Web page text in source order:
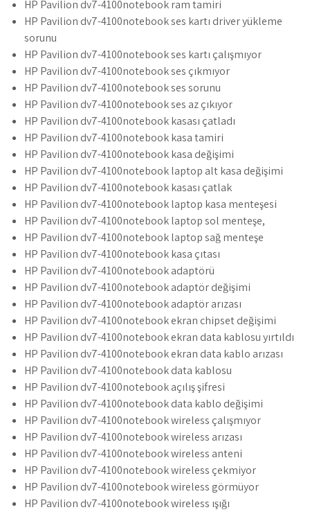
HP Pavilion dv7-4100notebook ram tamiri
HP Pavilion dv7-4100notebook ses kartı driver yükleme
sorunu
HP Pavilion dv7-4100notebook ses kartı çalışmıyor
HP Pavilion dv7-4100notebook ses çıkmıyor
HP Pavilion dv7-4100notebook ses sorunu
HP Pavilion dv7-4100notebook ses az çıkıyor
HP Pavilion dv7-4100notebook kasası çatladı
HP Pavilion dv7-4100notebook kasa tamiri
HP Pavilion dv7-4100notebook kasa değişimi
HP Pavilion dv7-4100notebook laptop alt kasa değişimi
HP Pavilion dv7-4100notebook kasası çatlak
HP Pavilion dv7-4100notebook laptop kasa menteşesi
HP Pavilion dv7-4100notebook laptop sol menteşe,
HP Pavilion dv7-4100notebook laptop sağ menteşe
HP Pavilion dv7-4100notebook kasa çıtası
HP Pavilion dv7-4100notebook adaptörü
HP Pavilion dv7-4100notebook adaptör değişimi
HP Pavilion dv7-4100notebook adaptör arızası
HP Pavilion dv7-4100notebook ekran chipset değişimi
HP Pavilion dv7-4100notebook ekran data kablosu yırtıldı
HP Pavilion dv7-4100notebook ekran data kablo arızası
HP Pavilion dv7-4100notebook data kablosu
HP Pavilion dv7-4100notebook açılış şifresi
HP Pavilion dv7-4100notebook data kablo değişimi
HP Pavilion dv7-4100notebook wireless çalışmıyor
HP Pavilion dv7-4100notebook wireless arızası
HP Pavilion dv7-4100notebook wireless anteni
HP Pavilion dv7-4100notebook wireless çekmiyor
HP Pavilion dv7-4100notebook wireless görmüyor
HP Pavilion dv7-4100notebook wireless ışığı